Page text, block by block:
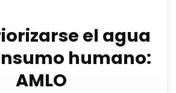
el agua
humano:
AMLO